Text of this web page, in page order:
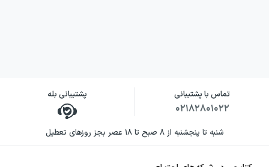
تماس با پشتیبانی
۰۲۱۸۲۸۰۱۰۲۲
پشتیبانی بله
شنبه تا پنجشنبه از ۸ صبح تا ۱۸ عصر بجز روزهای تعطیل